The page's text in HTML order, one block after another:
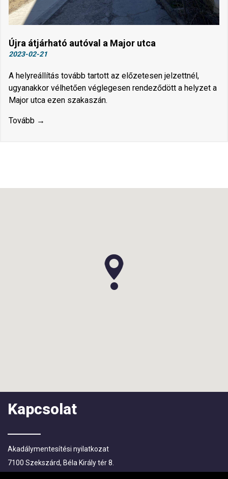
Újra átjárható autóval a Major utca
2023-02-21
A helyreállítás tovább tartott az előzetesen jelzettnél,
ugyanakkor vélhetően véglegesen rendeződött a helyzet a
Major utca ezen szakaszán.
Tovább →
Kapcsolat
Akadálymentesítési nyilatkozat
7100 Szekszárd, Béla Király tér 8.